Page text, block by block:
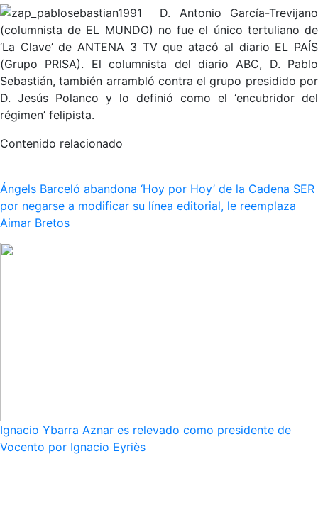
D. Antonio García-Trevijano
(columnista de EL MUNDO) no fue el único tertuliano de
‘La Clave’ de ANTENA 3 TV que atacó al diario EL PAÍS
(Grupo PRISA). El columnista del diario ABC, D. Pablo
Sebastián, también arrambló contra el grupo presidido por
D. Jesús Polanco y lo definió como el ‘encubridor del
régimen’ felipista.
Contenido relacionado
Ángels Barceló abandona ‘Hoy por Hoy’ de la Cadena SER
por negarse a modificar su línea editorial, le reemplaza
Aimar Bretos
Ignacio Ybarra Aznar es relevado como presidente de
Vocento por Ignacio Eyriès